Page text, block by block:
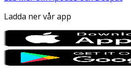
Ladda ner vår app